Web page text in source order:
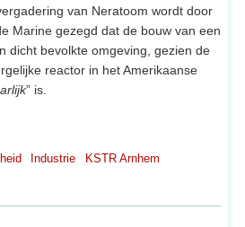
van Neratoom wordt door
Marine gezegd dat de bouw van een
dicht bevolkte omgeving, gezien de
reactor in het Amerikaanse
” is.
Industrie KSTR Arnhem